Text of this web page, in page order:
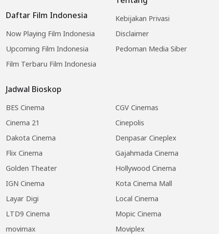
Daftar Film Indonesia
Now Playing Film Indonesia
Upcoming Film Indonesia
Film Terbaru Film Indonesia
Jadwal Bioskop
BES Cinema
CGV Cinemas
Cinema 21
Cinepolis
Dakota Cinema
Denpasar Cineplex
Flix Cinema
Gajahmada Cinema
Golden Theater
Hollywood Cinema
IGN Cinema
Kota Cinema Mall
Layar Digi
Local Cinema
LTD9 Cinema
Mopic Cinema
movimax
Moviplex
Kebijakan Privasi
Disclaimer
Pedoman Media Siber